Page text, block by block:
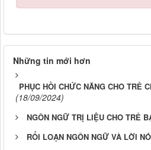
Những tin mới hơn
PHỤC HỒI CHỨC NĂNG CHO TRẺ
(18/09/2024)
NGÔN NGỮ TRỊ LIỆU CHO TRẺ
RỐI LOẠN NGÔN NGỮ VÀ LỜI